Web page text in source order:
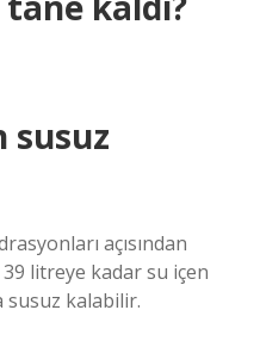
susuz
açısından
litreye kadar su içen
susuz kalabilir.